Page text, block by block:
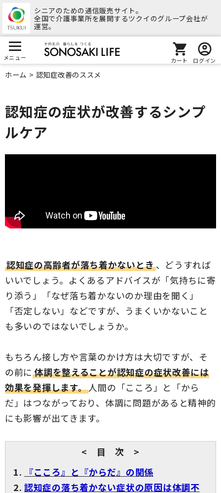
シニアのための通信販売サイト。
全国で介護事業所を展開するツクイのグループ会社が
運営。
メニュー カート ログイン
ホーム > 認知症改善のススメ
認知症の症状が改善するシンプ
ルケア
認知症の高齢者が落ち着かないとき、どうすれば
いいでしょう。よくあるアドバイスが「気持ちに寄
り添う」「なぜ落ち着かないのか理由を聞く」
「否定しない」などですが、うまくいかないこと
も多いのではないでしょうか。
もちろん接し方や言葉のかけ方は大切ですが、そ
の前に体調を整えることが認知症の症状改善には
効果を発揮します。人間の「こころ」と「から
だ」はつながっており、体調に問題があると精神的
にも影響が出てきます。
< 目 次 >
『こころ』と『からだ』の関係
認知症の落ち着かない症状の原因は体調不